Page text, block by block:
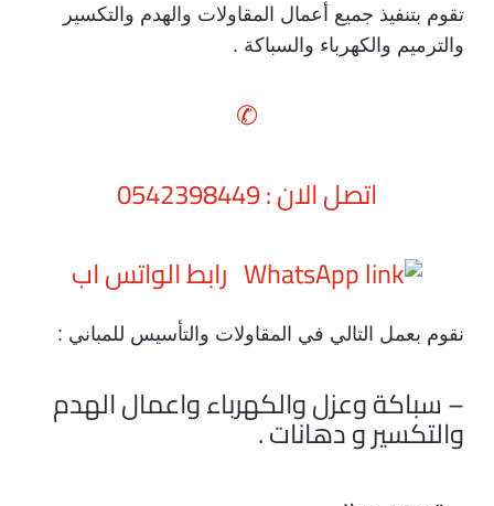
تقوم بتنفيذ جميع أعمال المقاولات والهدم والتكسير
والترميم والكهرباء والسباكة .
✆
اتصل الان : 0542398449
رابط الواتس اب
نقوم بعمل التالي في المقاولات والتأسيس للمباني :
– سباكة وعزل والكهرباء واعمال الهدم
والتكسير و دهانات .